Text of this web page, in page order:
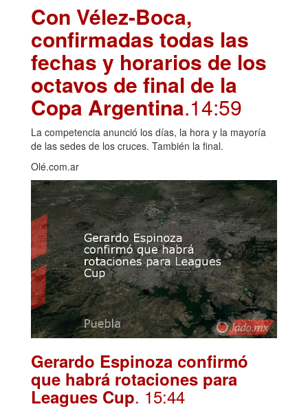
Con Vélez-Boca,
confirmadas todas las
fechas y horarios de los
octavos de final de la
Copa Argentina.14:59
La competencia anunció los días, la hora y la mayoría
de las sedes de los cruces. También la final.
Olé.com.ar
Gerardo Espinoza confirmó
que habrá rotaciones para
Leagues Cup. 15:44